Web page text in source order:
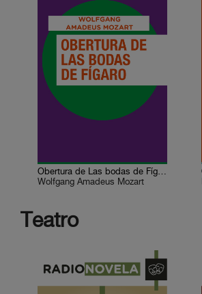
Obertura de Las bodas de Fígaro
Wolfgang Amadeus Mozart
Teatro